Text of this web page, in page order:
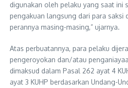
digunakan oleh pelaku yang saat ini
pengakuan langsung dari para saksi
perannya masing-masing,” ujarnya.
Atas perbuatannya, para pelaku
pengeroyokan dan/atau
dimaksud dalam Pasal 262 ayat 4
ayat 3 KUHP berdasarkan Undang-